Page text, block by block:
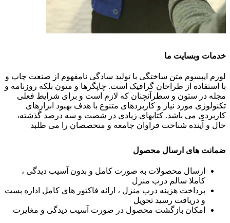
خدمات وبسایت ما
لورم ایپسوم متن ساختگی با تولید سادگی نامفهوم از صنعت چاپ و
با استفاده از طراحان گرافیک است. چاپگرها و متون بلکه روزنامه و
مجله در ستون و سطرآنچنان که لازم است و برای شرایط فعلی
تکنولوژی مورد نیاز و کاربردهای متنوع با هدف بهبود ابزارهای
کاربردی می باشد. کتابهای زیادی در شصت و سه درصد گذشته،
حال و آینده شناخت فراوان جامعه و متخصصان را می طلبد
ضمانت های ارسال محصول
ارسال محصولات به صورت کامل و بدون آسیب دیدگی ،
کاملا سالم درب منزل
پرداخت هزینه درب منزل ، ارائه فاکتور های کامل اداره پست
و دریافت رسید تحویل
امکان بازگشت محصول در صورت آسیب دیدگی و مغایرت